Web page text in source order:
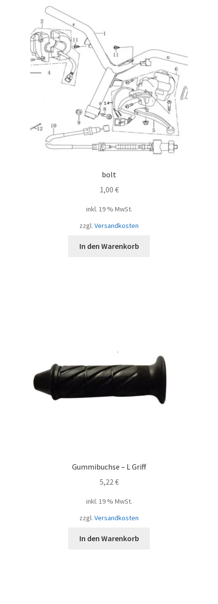
bolt
1,00 €
inkl. 19 % MwSt.
zzgl. Versandkosten
In den Warenkorb
Gummibuchse – L Griff
5,22€
inkl. 19 % MwSt.
zzgl. Versandkosten
In den Warenkorb